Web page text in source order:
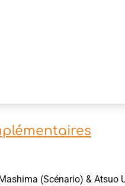
(Scénario) & Atsuo